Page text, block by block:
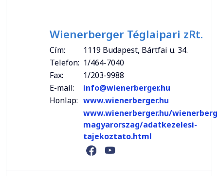
Wienerberger Téglaipari zRt.
Cím:
1119 Budapest, Bártfai u. 34.
Telefon: 1/464-7040
Fax:
1/203-9988
E-mail:
info@wienerberger.hu
Honlap: www.wienerberger.hu
www.wienerberger.hu/
magyarorszag/adatkezelesi-
tajekoztato.html